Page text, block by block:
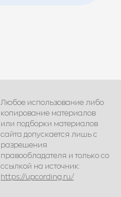
Любое использование либо
копирование материалов
или подборки материалов
сайта допускается лишь с
разрешения
правообладателя и только со
ссылкой на источник:
https://upcording.ru/